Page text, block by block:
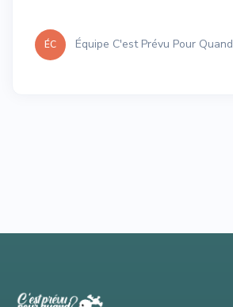
ÉC Équipe C'est Prévu Pour Quand